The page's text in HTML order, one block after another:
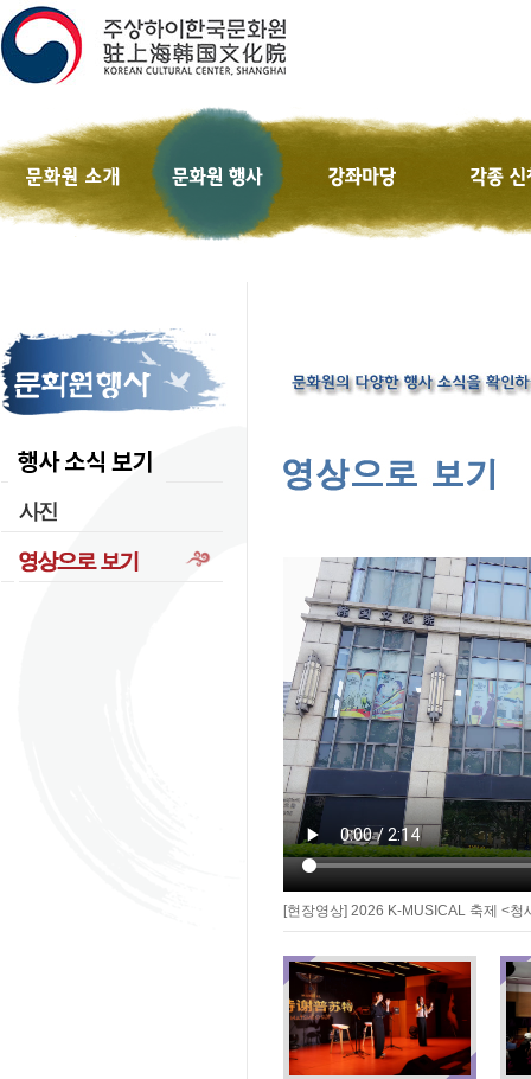
[현장영상] 2026 K-MUSICAL 축제 <청